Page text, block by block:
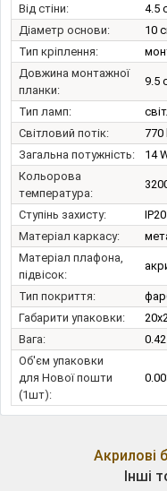
Від стіни:
4.5
Діаметр основи:
10
Тип кріплення:
Довжина монтажної
планки:
9.5
Тип ламп:
Світловий потік:
770
Загальна потужність:
14
Кольорова
температура:
Ступінь захисту:
IP20
Матеріал каркасу:
Матеріал плафона,
підвісок:
Тип покриття:
Габарити упаковки:
Вага:
Об'єм упаковки
для Нової пошти
(1шт):
Акрилові
Інші